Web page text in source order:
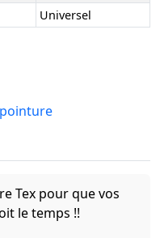
Universel
Tex pour que vos
le temps !!